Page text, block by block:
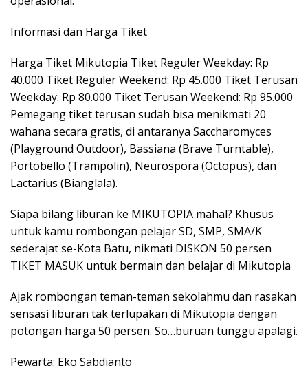
Informasi dan Harga Tiket
Harga Tiket Mikutopia Tiket Reguler Weekday: Rp
40.000 Tiket Reguler Weekend: Rp 45.000 Tiket Terusan
Weekday: Rp 80.000 Tiket Terusan Weekend: Rp 95.000
Pemegang tiket terusan sudah bisa menikmati 20
wahana secara gratis, di antaranya Saccharomyces
(Playground Outdoor), Bassiana (Brave Turntable),
Portobello (Trampolin), Neurospora (Octopus), dan
Lactarius (Bianglala).
Siapa bilang liburan ke MIKUTOPIA mahal? Khusus
untuk kamu rombongan pelajar SD, SMP, SMA/K
sederajat se-Kota Batu, nikmati DISKON 50 persen
TIKET MASUK untuk bermain dan belajar di Mikutopia
Ajak rombongan teman-teman sekolahmu dan rasakan
sensasi liburan tak terlupakan di Mikutopia dengan
potongan harga 50 persen. So…buruan tunggu apalagi.
Pewarta: Eko Sabdianto